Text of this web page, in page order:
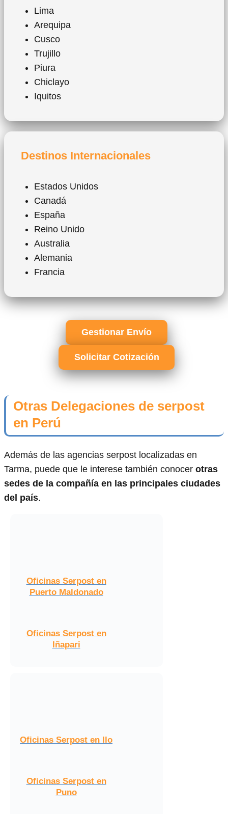
Lima
Arequipa
Cusco
Trujillo
Piura
Chiclayo
Iquitos
Destinos Internacionales
Estados Unidos
Canadá
España
Reino Unido
Australia
Alemania
Francia
Gestionar Envío
Solicitar Cotización
Otras Delegaciones de serpost
en Perú
Además de las agencias serpost localizadas en
Tarma, puede que le interese también conocer otras
sedes de la compañía en las principales ciudades
del país.
Oficinas Serpost en
Puerto Maldonado
Oficinas Serpost en
Iñapari
Oficinas Serpost en Ilo
Oficinas Serpost en
Puno